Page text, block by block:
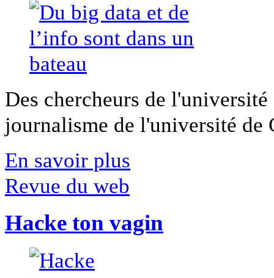
Des chercheurs de
journalisme de l'université
En savoir plus
Revue du web
Hacke ton vagin